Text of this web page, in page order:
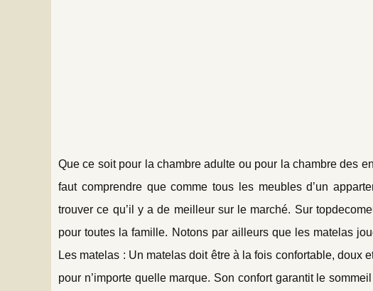
Que ce soit pour la chambre adulte ou pour la chambre des
faut comprendre que comme tous les meubles d’un
trouver ce qu’il y a de meilleur sur le marché. Sur
pour toutes la famille. Notons par ailleurs que les matelas
Les matelas : Un matelas doit être à la fois confortable, doux
pour n’importe quelle marque. Son confort garantit le